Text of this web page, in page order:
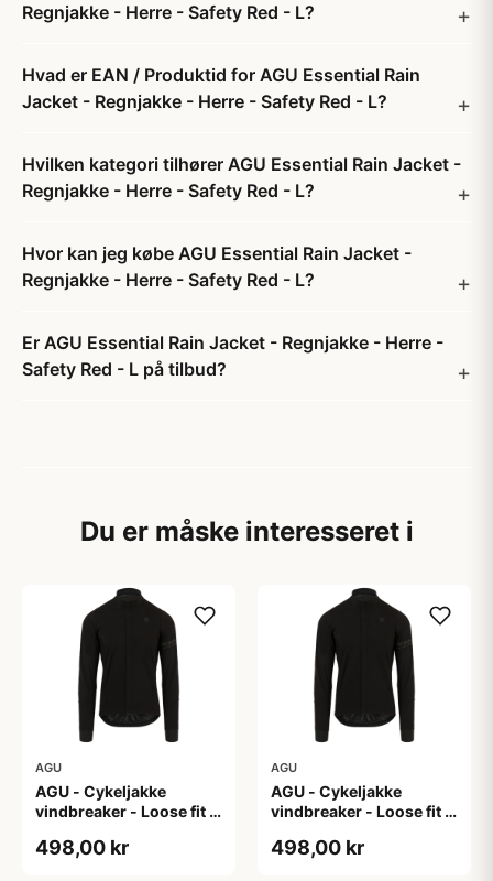
Regnjakke - Herre - Safety Red - L?
Hvad er EAN / Produktid for AGU Essential Rain
Jacket - Regnjakke - Herre - Safety Red - L?
Hvilken kategori tilhører AGU Essential Rain Jacket -
Regnjakke - Herre - Safety Red - L?
Hvor kan jeg købe AGU Essential Rain Jacket -
Regnjakke - Herre - Safety Red - L?
Er AGU Essential Rain Jacket - Regnjakke - Herre -
Safety Red - L på tilbud?
Du er måske interesseret i
AGU
AGU - Cykeljakke
vindbreaker - Loose fit -
498,00 kr
AGU
AGU - Cykeljakke
vindbreaker - Loose fit -
498,00 kr